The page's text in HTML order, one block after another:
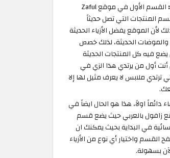
القسم الأول في موقع Zaful
المنتجات التي تصل حديثاً
لأن الموقع يفضل الأزياء الحديثة
والموضات الحديثة، لذلك خصص
فيه كل المنتجات الحديثة
أول من يرتدي هذا الزي في
ترتدي ملابس لا يعرف مثيل لها إلا
دائماً اولاً، هذا هو الحال ايضاً في
زافول بالعربي حيث يضع قسم
في البداية بحيث يمكنك ان
القسم واختيار أي نوع من الأزياء
بسهولة.